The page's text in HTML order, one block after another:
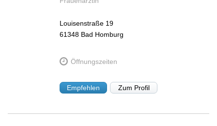
Louisenstraße 19
61348 Bad Homburg
Öffnungszeiten
Empfehlen Zum Profil